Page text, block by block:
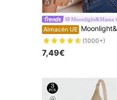
23
Moonlight&Mama
Almacén UE Moonlight&Mama Sujetador de maternidad y
(1000+)
7,49€